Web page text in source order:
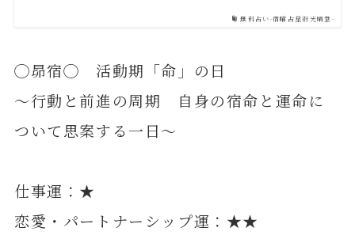
無料占い-宿曜占星術光晴堂-
◯昴宿◯ 活動期「命」の日
～行動と前進の周期 自身の宿命と運命に
ついて思案する一日～
仕事運：★
恋愛・パートナーシップ運：★★